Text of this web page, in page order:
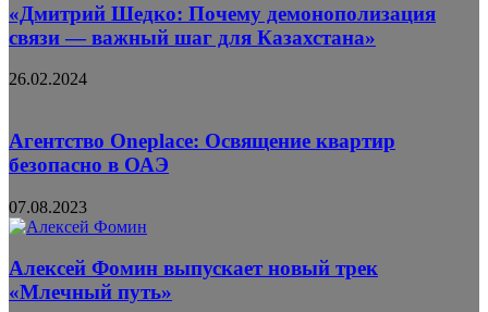
«Дмитрий Шедко: Почему демонополизация
связи — важный шаг для Казахстана»
26.02.2024
Агентство Oneplace: Освящение квартир
безопасно в ОАЭ
07.08.2023
Алексей Фомин выпускает новый трек
«Млечный путь»